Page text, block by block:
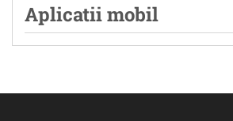
Aplicatii mobil